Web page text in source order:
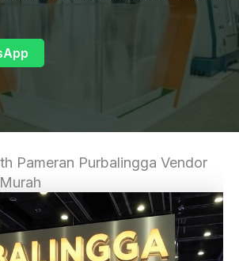
Pameran Purbalingga Vendor